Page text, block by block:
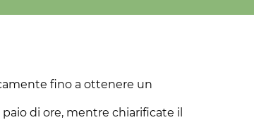
fino a ottenere un
di ore, mentre chiarificate il